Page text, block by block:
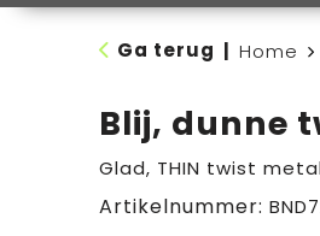
Ga terug Home
Blij, dunne
Glad, THIN twist
Artikelnummer: